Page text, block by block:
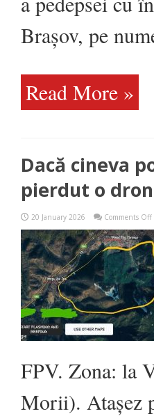
Brașov, pe
Read More »
Dacă cineva
pierdut o
20 January 2026 Comments Offon
o
FPV. Zona: la
Morii). Atașez